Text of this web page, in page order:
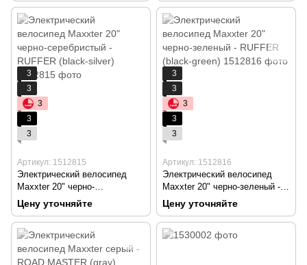
3
3
3
3
3
Артикул: 1512815
Электрический велосипед
Maxxter 20" черно-
серебристый - RUFFER (black-
silver)
Цену уточняйте
3
3
3
3
3
Артикул: 1512816
Электрический велосипед
Maxxter 20" черно-зеленый -
RUFFER (black-green)
Цену уточняйте